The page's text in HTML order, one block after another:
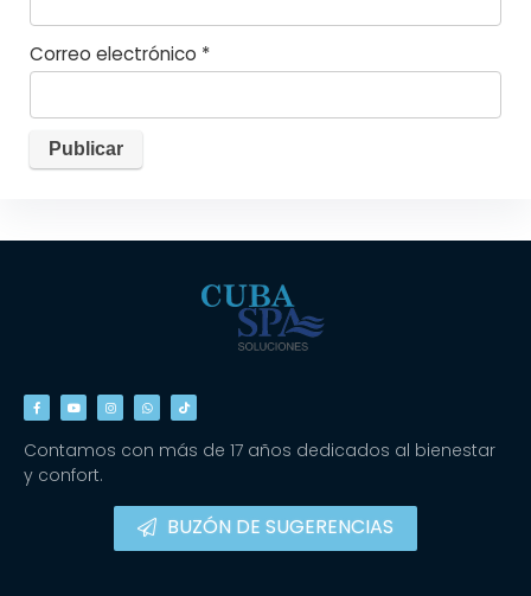
Correo electrónico *
Contamos con más de 17 años dedicados al bienestar
y confort.
BUZÓN DE SUGERENCIAS